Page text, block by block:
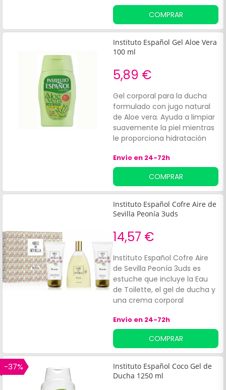
COMPRAR
Instituto Español Gel Aloe Vera
100 ml
5,89 €
Gel corporal para la ducha
formulado con jugo natural
de Aloe vera. Ayuda a limpiar
suavemente la piel mientras
le proporciona hidratación
tienen propiedades
regenerantes y purificantes.
Indicado para toda la familia.
Envío en 24-72h
COMPRAR
Instituto Español Cofre Aire de
Sevilla Peonía 3uds
14,57 €
Instituto Español Cofre Aire
de Sevilla Peonía 3uds es
estuche que incluye la Eau
de Toilette, el gel de ducha y
una crema corporal
misma gama olfativa de aire
floral. El aroma es fino y
elegante, basado en la
peoníay tiene notas de
melocotón con un fondo de
vainilla y almizcle. *El estuche
Envío en 24-72h
COMPRAR
-37%
Instituto Español Coco Gel de
Ducha 1250 ml